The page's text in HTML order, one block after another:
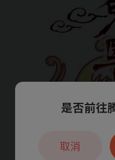
本章节仅支持
是否前往
取消